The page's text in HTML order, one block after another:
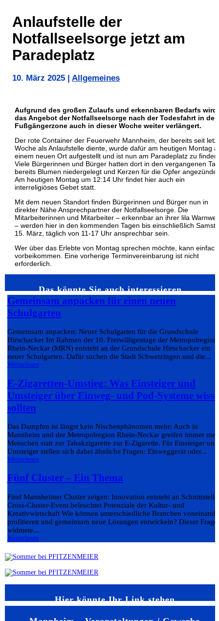
Anlaufstelle der
Notfallseelsorge jetzt am
Paradeplatz
10. März 2025 Allgemeines
Aufgrund des großen Zulaufs und erkennbaren Bedarfs wird
das Angebot der Notfallseelsorge nach der Todesfahrt in der
Fußgängerzone auch in dieser Woche weiter verlängert.
Der rote Container der Feuerwehr Mannheim, der bereits seit
Woche als Anlaufstelle diente, wurde dafür am heutigen Montag
einem neuen Ort aufgestellt und ist nun am Paradeplatz zu
Viele Bürgerinnen und Bürger hatten dort in den vergangenen
bereits Blumen niedergelegt und Kerzen für die Opfer
Am heutigen Montag um 12:14 Uhr findet hier auch ein
interreligiöses Gebet statt.
Mit dem neuen Standort finden Bürgerinnen und Bürger nun in
direkter Nähe Ansprechpartner der Notfallseelsorge. Die
Mitarbeiterinnen und Mitarbeiter – erkennbar an ihrer lila
– werden hier in den kommenden Tagen bis einschließlich
15. März, täglich von 11-17 Uhr ansprechbar sein.
Wer über das Erlebte von Montag sprechen möchte, kann einfach
vorbeikommen. Eine vorherige Terminvereinbarung ist nicht
erforderlich.
Das könnte Sie auch interessieren…
Gemeinsam anpacken für einen neuen
Schulgarten
Gemeinsam anpacken: Neuer Schulgarten für die Grundschule
Hirschacker Im Rahmen der 10. Freiwilligentage der Metropolregion
Rhein-Neckar (MRN) entsteht an der Grundschule Hirschacker ein
neuer Schulgarten. Dafür suchen die Stadt Schwetzingen und die...
Weiterlesen
E-Zigaretten-Umstieg: Was Einsteiger und
Umsteiger über Einweg- und Pod-Systeme
sollten
Das Dampfen ist längst kein Nischenphänomen mehr: Auch in
Mannheim und der Metropolregion Rhein-Neckar greifen immer
Menschen statt zur Tabakzigarette zur E-Zigarette. Für Einsteiger und
Umsteiger stellen sich dabei ähnliche Fragen: Einweggerät oder...
Weiterlesen
Fünf Cluster – Ein Thema
Fünf Mannheimer Cluster zeigen: Innovation entsteht an
Cross-Cluster-Event beleuchtet Potenziale der Kultur- und
Kreativwirtschaft Wie können unterschiedliche Branchen
profitieren und gemeinsam neue Lösungen entwickeln? Dieser Frage
widmete...
Weiterlesen
Hier könnte Ihr Link stehen